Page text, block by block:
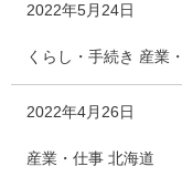
2022年5月24日
くらし・手続き 産業
2022年4月26日
産業・仕事 北海道